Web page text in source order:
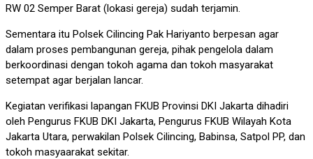
RW 02 Semper Barat (lokasi gereja) sudah terjamin.
Sementara itu Polsek Cilincing Pak Hariyanto berpesan agar
dalam proses pembangunan gereja, pihak pengelola dalam
berkoordinasi dengan tokoh agama dan tokoh masyarakat
setempat agar berjalan lancar.
Kegiatan verifikasi lapangan FKUB Provinsi DKI Jakarta dihadiri
oleh Pengurus FKUB DKI Jakarta, Pengurus FKUB Wilayah Kota
Jakarta Utara, perwakilan Polsek Cilincing, Babinsa, Satpol PP, dan
tokoh masyaarakat sekitar.